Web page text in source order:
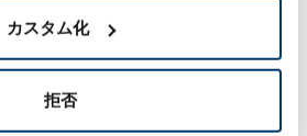
カスタム化
拒否
2025年度からは、 国際環境NGO
）が提供する「Aqueduct
よび水枯渇リスクの評価を行って